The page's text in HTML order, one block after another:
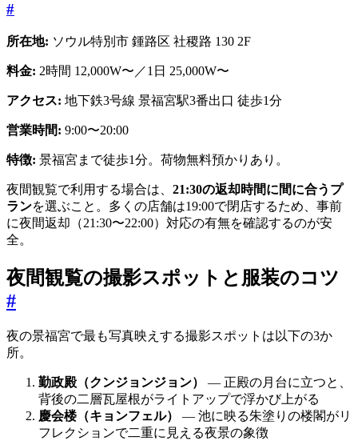
#
所在地: ソウル特別市 鍾路区 社稷路 130 2F
料金: 2時間 12,000W〜／1日 25,000W〜
アクセス: 地下鉄3号線 景福宮駅3番出口 徒歩1分
営業時間: 9:00〜20:00
特徴: 景福宮まで徒歩1分。荷物無料預かりあり。
夜間観覧で利用する場合は、 21:30の返却時間に間に合うプ
ランを選ぶこと。多くの店舗は19:00で閉店するため、事前
に夜間返却（21:30〜22:00）対応の有無を確認するのが安
全。
夜間観覧の撮影スポットと服装のコツ
#
夜の景福宮で最も写真映えする撮影スポットは以下の3か
所。
勤政殿（クンジョンジョン）
— 正殿の月台に立つと、
背後の二層瓦屋根がライトアップで浮かび上がる
慶会楼（キョンフェル）
— 池に映る朱塗りの楼閣がリ
フレクションで二重に見える夜景の象徴